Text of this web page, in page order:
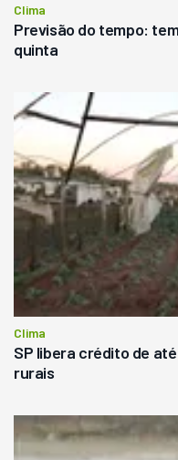
Clima
Previsão do tempo:
quinta
Clima
SP libera crédito de
rurais